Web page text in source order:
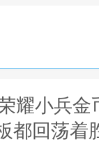
耀小兵
都回荡着